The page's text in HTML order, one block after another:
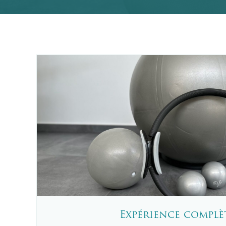
Expérience